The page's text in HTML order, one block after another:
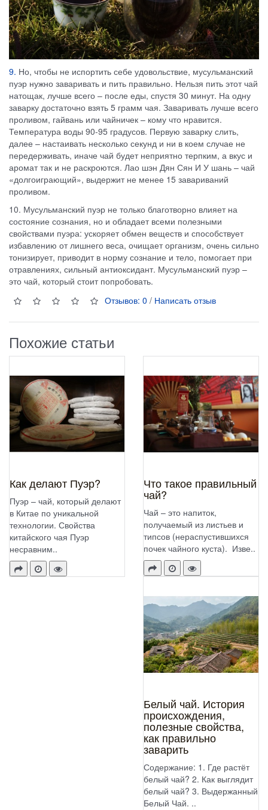
9. Но, чтобы не испортить себе удовольствие, мусульманский
пуэр нужно заваривать и пить правильно. Нельзя пить этот чай
натощак, лучше всего – после еды, спустя 30 минут. На одну
заварку достаточно взять 5 грамм чая. Заваривать лучше всего
проливом, гайвань или чайничек – кому что нравится.
Температура воды 90-95 градусов. Первую заварку слить,
далее – настаивать несколько секунд и ни в коем случае не
передерживать, иначе чай будет неприятно терпким, а вкус и
аромат так и не раскроются. Лао шэн Дян Сян И У шань – чай
«долгоиграющий», выдержит не менее 15 завариваний
проливом.
10. Мусульманский пуэр не только благотворно влияет на
состояние сознания, но и обладает всеми полезными
свойствами пуэра: ускоряет обмен веществ и способствует
избавлению от лишнего веса, очищает организм, очень сильно
тонизирует, приводит в норму сознание и тело, помогает при
отравлениях, сильный антиоксидант. Мусульманский пуэр –
это чай, который стоит попробовать.
Отзывов: 0 / Написать отзыв
Похожие статьи
Как делают Пуэр?
Пуэр – чай, который делают
в Китае по уникальной
технологии. Свойства
китайского чая Пуэр
несравним..
Что такое правильный
чай?
Чай – это напиток,
получаемый из листьев и
типсов (нераспустившихся
почек чайного куста). Изве..
Белый чай. История
происхождения,
полезные свойства,
как правильно
заварить
Содержание: 1. Где растёт
белый чай? 2. Как выглядит
белый чай? 3. Выдержанный
Белый Чай. ..